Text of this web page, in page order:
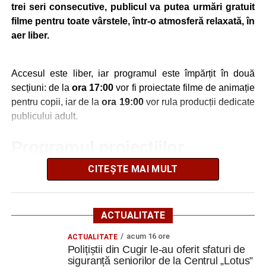
de protecție.
preferată pe Google
Ultimele știri din Cugir
Polițiștii din Cugir le-au oferit sfaturi de siguranță
Ilie Arion de la „Metalurgistul” Cugir – locul III, la
concursul de șah rapid de la Alba Iulia
Messenger WhatsApp Twitter Email
trei seri consecutive, publicul va putea urmări gratuit
filme pentru toate vârstele, într-o atmosferă relaxată, în
aer liber.
Accesul este liber, iar programul este împărțit în două
secțiuni: de laora 17:00 vor fi proiectate filme de animație
pentru copii, iar de laora 19:00vor rula producții dedicate
publicului adult.
în care dorințele prind viață;
19:00 – „Avatar 3”– continuarea celebrei serii
regizate de James Cameron, cu o nouă aventură în
universul Pandora.
CITEȘTE MAI MULT
ACTUALITATE
ACTUALITATE acum 16 ore
Polițiștii din Cugir le-au oferit sfaturi de
siguranță seniorilor de la Centrul „Lotus”